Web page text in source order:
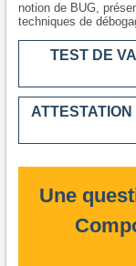
notion de BUG,
techniques de
TEST DE
Une